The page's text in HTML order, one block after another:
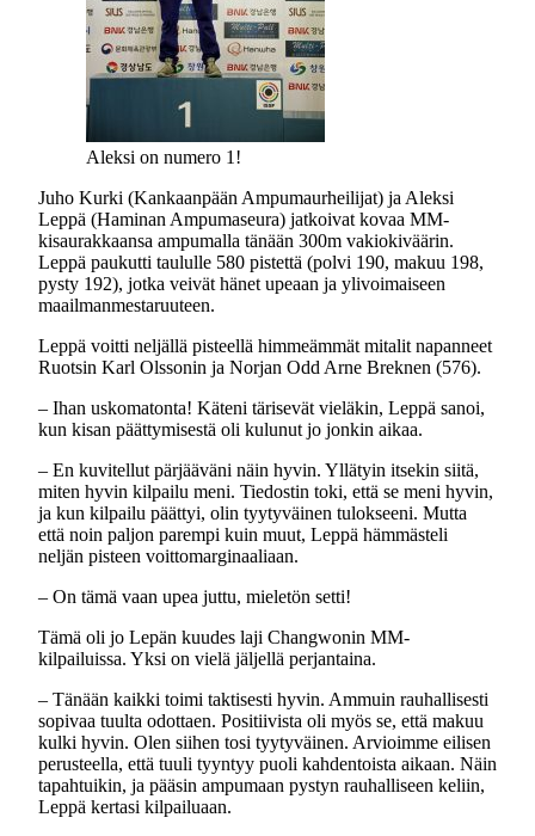
Aleksi on numero 1!
Juho Kurki (Kankaanpään Ampumaurheilijat) ja Aleksi
Leppä (Haminan Ampumaseura) jatkoivat kovaa MM-
kisaurakkaansa ampumalla tänään 300m vakiokiväärin.
Leppä paukutti taululle 580 pistettä (polvi 190, makuu 198,
pysty 192), jotka veivät hänet upeaan ja ylivoimaiseen
maailmanmestaruuteen.
Leppä voitti neljällä pisteellä himmeämmät mitalit napanneet
Ruotsin Karl Olssonin ja Norjan Odd Arne Breknen (576).
– Ihan uskomatonta! Käteni tärisevät vieläkin, Leppä sanoi,
kun kisan päättymisestä oli kulunut jo jonkin aikaa.
– En kuvitellut pärjääväni näin hyvin. Yllätyin itsekin siitä,
miten hyvin kilpailu meni. Tiedostin toki, että se meni hyvin,
ja kun kilpailu päättyi, olin tyytyväinen tulokseeni. Mutta
että noin paljon parempi kuin muut, Leppä hämmästeli
neljän pisteen voittomarginaaliaan.
– On tämä vaan upea juttu, mieletön setti!
Tämä oli jo Lepän kuudes laji Changwonin MM-
kilpailuissa. Yksi on vielä jäljellä perjantaina.
– Tänään kaikki toimi taktisesti hyvin. Ammuin rauhallisesti
sopivaa tuulta odottaen. Positiivista oli myös se, että makuu
kulki hyvin. Olen siihen tosi tyytyväinen. Arvioimme eilisen
perusteella, että tuuli tyyntyy puoli kahdentoista aikaan. Näin
tapahtuikin, ja pääsin ampumaan pystyn rauhalliseen keliin,
Leppä kertasi kilpailuaan.